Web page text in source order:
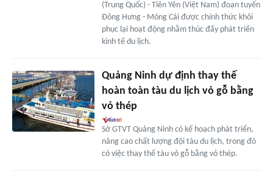
(Trung Quốc) - Tiên Yên (Việt Nam) đoạn tuyến
Đông Hưng - Móng Cái được chính thức khôi
phục lại hoạt động nhằm thúc đẩy phát triển
kinh tế du lịch.
Quảng Ninh dự định thay thế
hoàn toàn tàu du lịch vỏ gỗ bằng
vỏ thép
Sở GTVT Quảng Ninh có kế hoạch phát triển,
nâng cao chất lượng đội tàu du lịch, trong đó
có việc thay thế tàu vỏ gỗ bằng vỏ thép.